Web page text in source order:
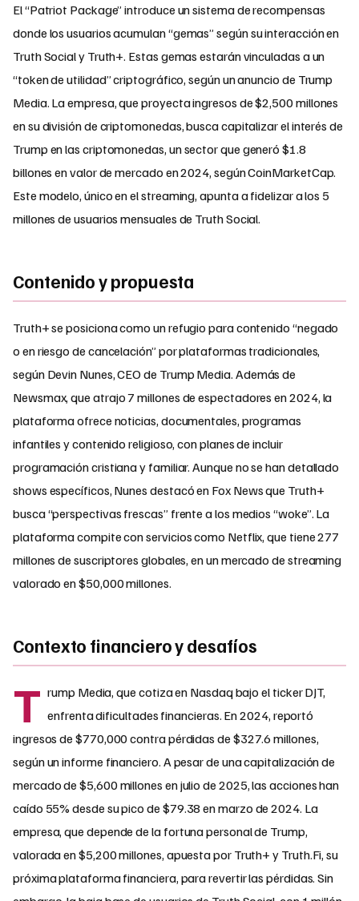
El “Patriot Package” introduce un sistema de recompensas
donde los usuarios acumulan “gemas” según su interacción en
Truth Social y Truth+. Estas gemas estarán vinculadas a un
“token de utilidad” criptográfico, según un anuncio de Trump
Media. La empresa, que proyecta ingresos de $2,500 millones
en su división de criptomonedas, busca capitalizar el interés de
Trump en las criptomonedas, un sector que generó $1.8
billones en valor de mercado en 2024, según CoinMarketCap.
Este modelo, único en el streaming, apunta a fidelizar a los 5
millones de usuarios mensuales de Truth Social.
Contenido y propuesta
Truth+ se posiciona como un refugio para contenido “negado
o en riesgo de cancelación” por plataformas tradicionales,
según Devin Nunes, CEO de Trump Media. Además de
Newsmax, que atrajo 7 millones de espectadores en 2024, la
plataforma ofrece noticias, documentales, programas
infantiles y contenido religioso, con planes de incluir
programación cristiana y familiar. Aunque no se han detallado
shows específicos, Nunes destacó en Fox News que Truth+
busca “perspectivas frescas” frente a los medios “woke”. La
plataforma compite con servicios como Netflix, que tiene 277
millones de suscriptores globales, en un mercado de streaming
valorado en $50,000 millones.
Contexto financiero y desafíos
T rump Media, que cotiza en Nasdaq bajo el ticker DJT,
enfrenta dificultades financieras. En 2024, reportó
ingresos de $770,000 contra pérdidas de $327.6 millones,
según un informe financiero. A pesar de una capitalización de
mercado de $5,600 millones en julio de 2025, las acciones han
caído 55% desde su pico de $79.38 en marzo de 2024. La
empresa, que depende de la fortuna personal de Trump,
valorada en $5,200 millones, apuesta por Truth+ y Truth.Fi, su
próxima plataforma financiera, para revertir las pérdidas. Sin